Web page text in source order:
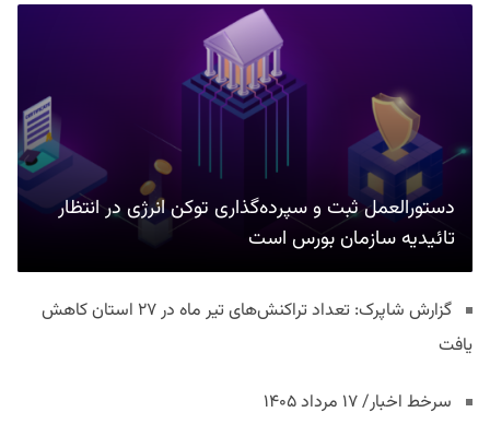
دستورالعمل ثبت و سپرده‌گذاری توکن انرژی در انتظار
تائیدیه سازمان بورس است
گزارش شاپرک: تعداد تراکنش‌های تیر ماه در ۲۷ استان‌ کاهش
یافت
سرخط اخبار/ ۱۷ مرداد ۱۴۰۵